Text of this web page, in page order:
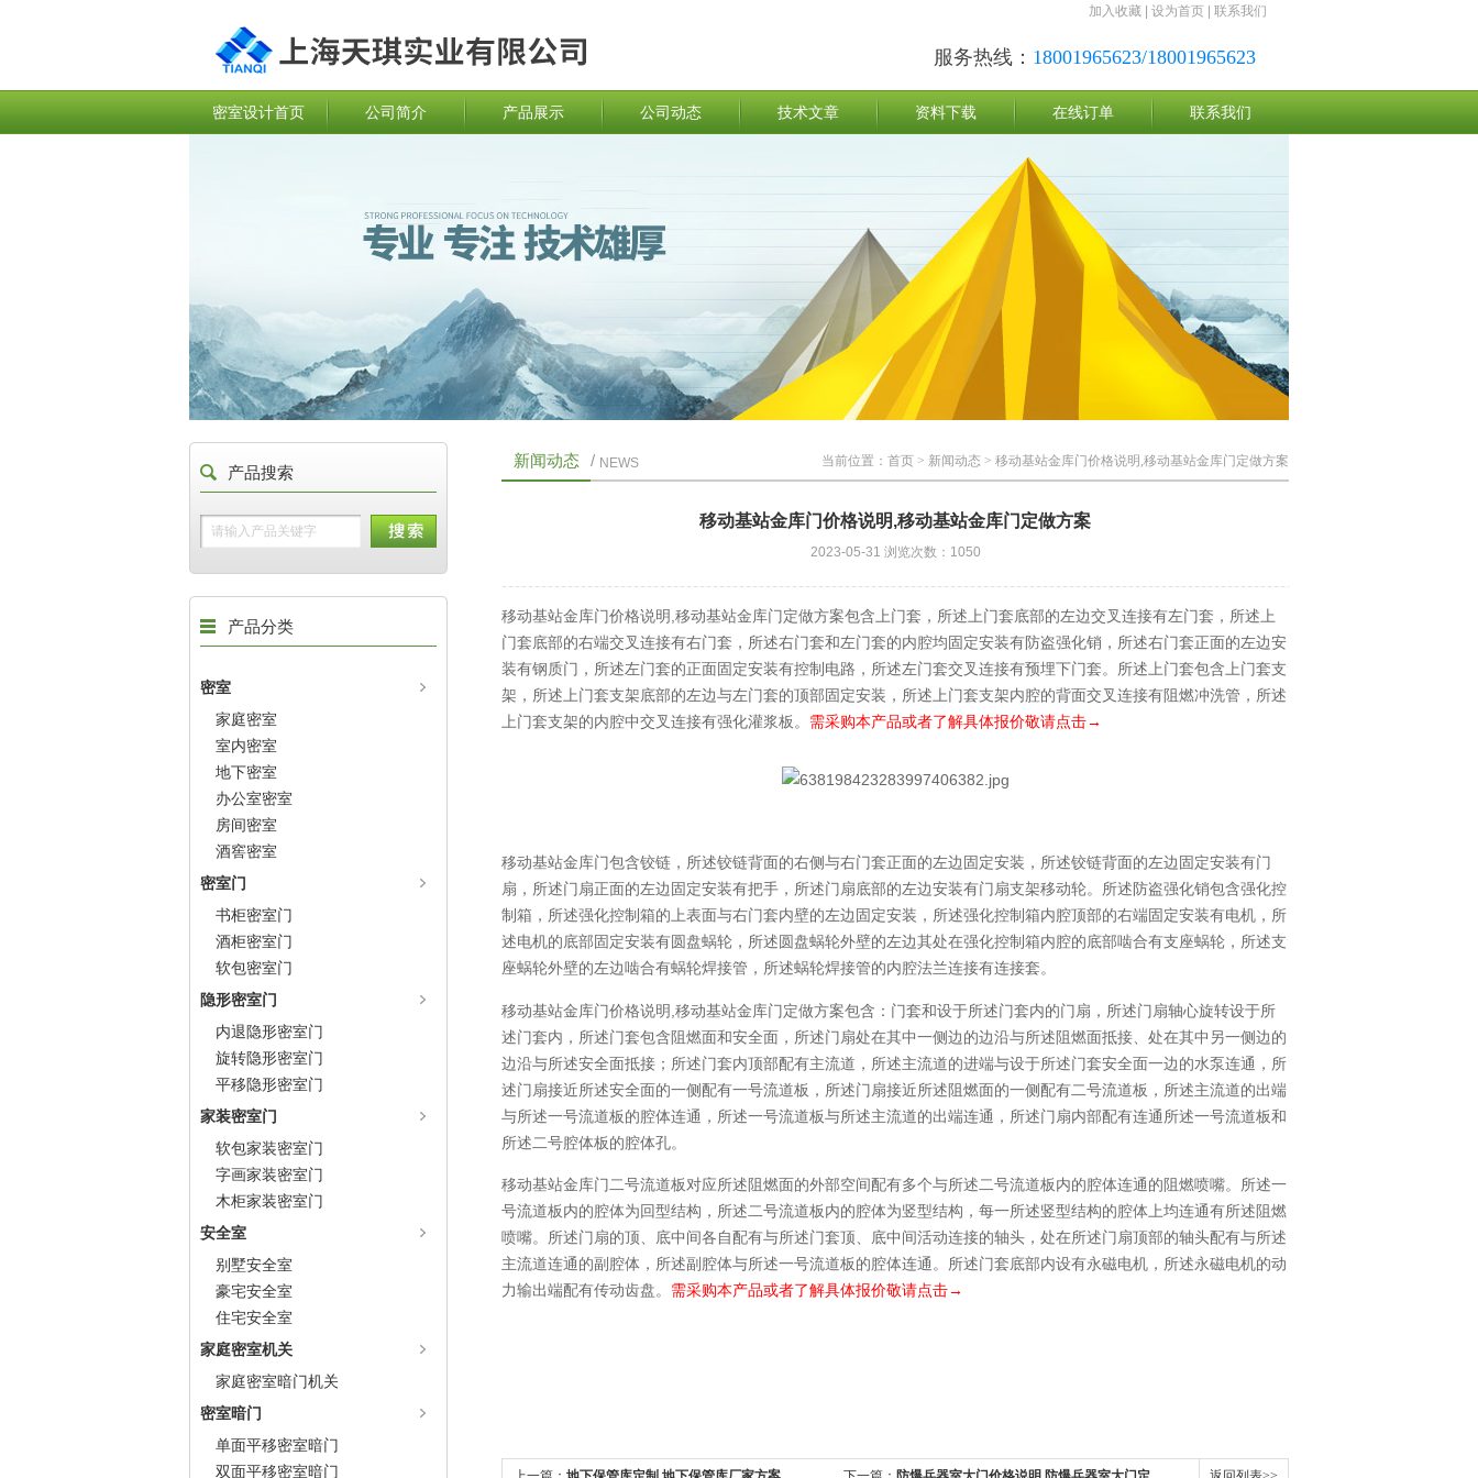
加入收藏 设为首页 联系我们
服务热线： 18001965623/18001965623
密室设计首页 公司简介 产品展示 公司动态 技术文章 资料下载 在线订单 联系我们
产品搜索
产品分类
密室
家庭密室
室内密室
地下密室
办公室密室
房间密室
酒窖密室
密室门
书柜密室门
酒柜密室门
软包密室门
隐形密室门
内退隐形密室门
旋转隐形密室门
平移隐形密室门
家装密室门
软包家装密室门
字画家装密室门
木柜家装密室门
安全室
别墅安全室
豪宅安全室
住宅安全室
家庭密室机关
家庭密室暗门机关
密室暗门
单面平移密室暗门
双面平移密室暗门
新闻动态 / NEWS 当前位置： 首页 > 新闻动态 > 移动基站金库门价格说明,移动基站金库门定做方案
移动基站金库门价格说明,移动基站金库门定做方案
2023-05-31 浏览次数：1050
移动基站金库门价格说明 移动基站金库门定做方案包含上门套，所述上门套底部的左边交叉连接有左门套，所述上
门套底部的右端交叉连接有右门套，所述右门套和左门套的内腔均固定安装有防盗强化销，所述右门套正面的左边安
装有钢质门，所述左门套的正面固定安装有控制电路，所述左门套交叉连接有预埋下门套。所述上门套包含上门套支
架，所述上门套支架底部的左边与左门套的顶部固定安装，所述上门套支架内腔的背面交叉连接有阻燃冲洗管，所述
上门套支架的内腔中交叉连接有强化灌浆板。 需采购本产品或者了解具体报价敬请点击→
移动基站金库门包含铰链，所述铰链背面的右侧与右门套正面的左边固定安装，所述铰链背面的左边固定安装有门
扇，所述门扇正面的左边固定安装有把手，所述门扇底部的左边安装有门扇支架移动轮。所述防盗强化销包含强化控
制箱，所述强化控制箱的上表面与右门套内壁的左边固定安装，所述强化控制箱内腔顶部的右端固定安装有电机，所
述电机的底部固定安装有圆盘蜗轮，所述圆盘蜗轮外壁的左边其处在强化控制箱内腔的底部啮合有支座蜗轮，所述支
座蜗轮外壁的左边啮合有蜗轮焊接管，所述蜗轮焊接管的内腔法兰连接有连接套。
移动基站金库门价格说明 移动基站金库门定做方案包含：门套和设于所述门套内的门扇，所述门扇轴心旋转设于所
述门套内，所述门套包含阻燃面和安全面，所述门扇处在其中一侧边的边沿与所述阻燃面抵接、处在其中另一侧边的
边沿与所述安全面抵接；所述门套内顶部配有主流道，所述主流道的进端与设于所述门套安全面一边的水泵连通，所
述门扇接近所述安全面的一侧配有一号流道板，所述门扇接近所述阻燃面的一侧配有二号流道板，所述主流道的出端
与所述一号流道板的腔体连通，所述一号流道板与所述主流道的出端连通，所述门扇内部配有连通所述一号流道板和
所述二号腔体板的腔体孔。
移动基站金库门二号流道板对应所述阻燃面的外部空间配有多个与所述二号流道板内的腔体连通的阻燃喷嘴。所述一
号流道板内的腔体为回型结构，所述二号流道板内的腔体为竖型结构，每一所述竖型结构的腔体上均连通有所述阻燃
喷嘴。所述门扇的顶、底中间各自配有与所述门套顶、底中间活动连接的轴头，处在所述门扇顶部的轴头配有与所述
主流道连通的副腔体，所述副腔体与所述一号流道板的腔体连通。所述门套底部内设有永磁电机，所述永磁电机的动
力输出端配有传动齿盘。 需采购本产品或者了解具体报价敬请点击→